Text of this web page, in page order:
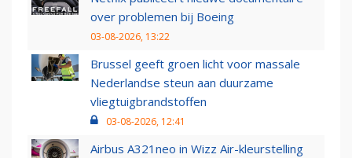
over problemen bij Boeing
03-08-2026, 13:22
Brussel geeft groen licht voor massale
Nederlandse steun aan duurzame
vliegtuigbrandstoffen
03-08-2026, 12:41
Airbus A321neo in Wizz Air-kleurstelling